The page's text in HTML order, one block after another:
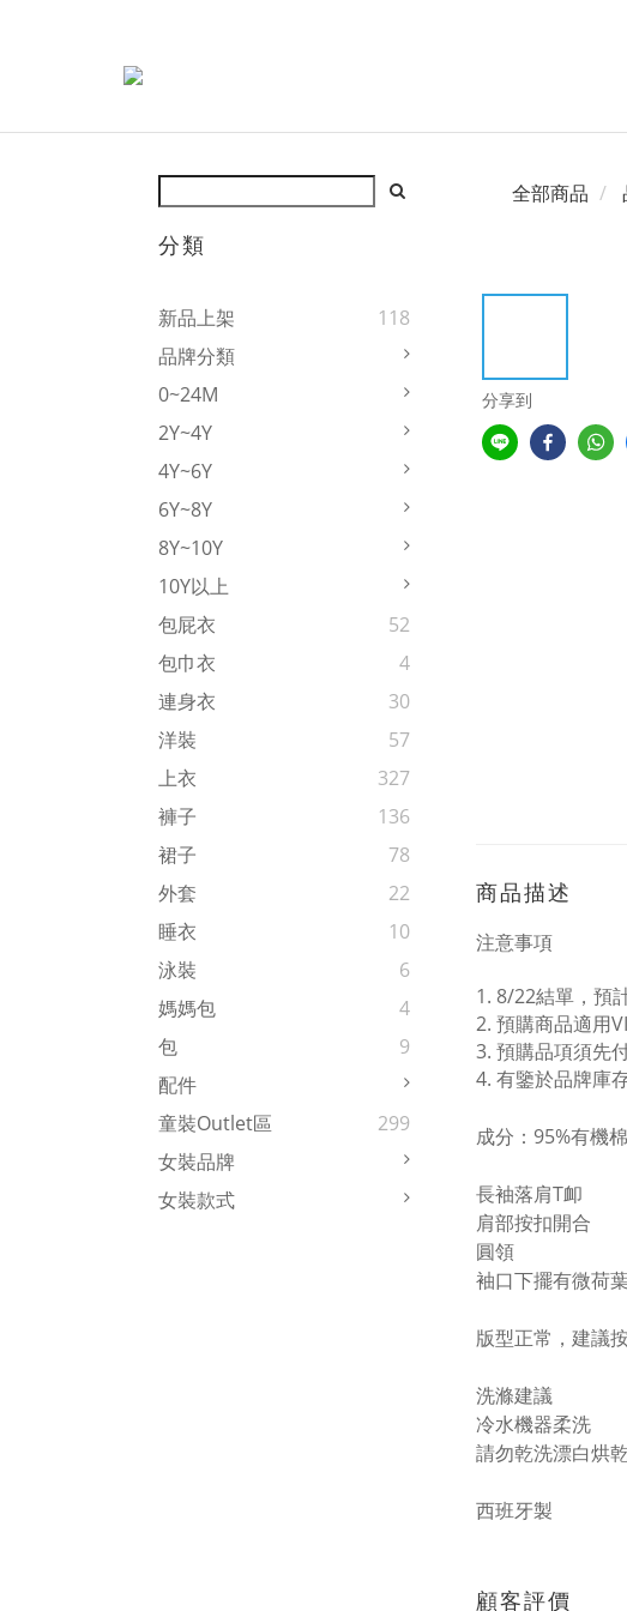
分類
新品上架
118
品牌分類
0~24M
2Y~4Y
4Y~6Y
6Y~8Y
8Y~10Y
10Y以上
包屁衣
52
包巾衣
4
連身衣
30
洋裝
57
上衣
327
褲子
136
裙子
78
外套
22
睡衣
10
泳裝
6
媽媽包
4
包
9
配件
童裝Outlet區
299
女裝品牌
女裝款式
全部商品
分享到
商品描述
注意事項
1. 8/22結單，預
2. 預購商品適用
3. 預購品項須先
4. 有鑒於品牌庫
成分：95%有機
長袖落肩T卹
肩部按扣開合
圓領
袖口下擺有微荷
版型正常，建議
洗滌建議
冷水機器柔洗
請勿乾洗漂白烘
西班牙製
顧客評價